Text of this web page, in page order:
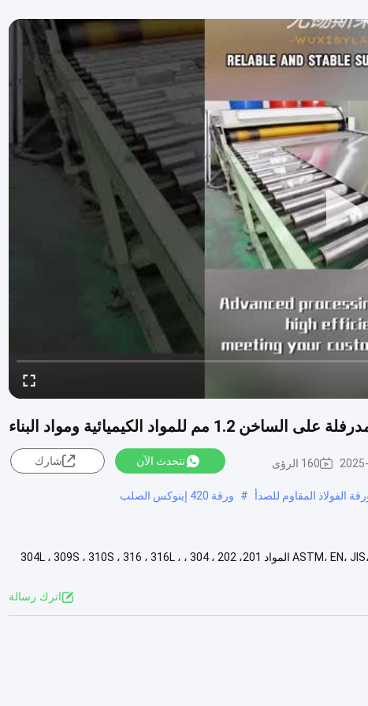
160 الرؤى نتحدث الآن شارك
# ورقة 420 إينوكس الصلب
اسم المنتج الصفيحة/الصفحة من الفولاذ المقاوم للصدأ المعيار ASTM، EN، JIS، GB، DIN المواد 201، 202 ، 304 ، 304L ، 309S ، 310S ، 316 ، 316L ،
اترك رسالة